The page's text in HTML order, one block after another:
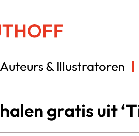
Auteurs & Illustratoren
gratis uit